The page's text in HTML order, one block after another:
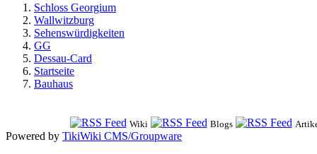
Schloss Georgium
Wallwitzburg
Sehenswürdigkeiten
GG
Dessau-Card
Startseite
Bauhaus
Wiki Blogs
Powered by TikiWiki CMS/Groupware